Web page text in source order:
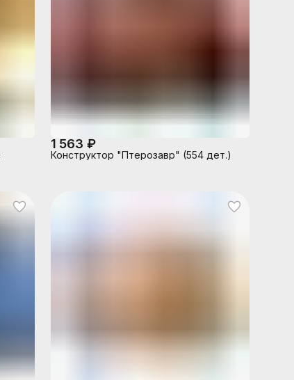
1 563 ₽
Конструктор "Птерозавр" (554 дет.)